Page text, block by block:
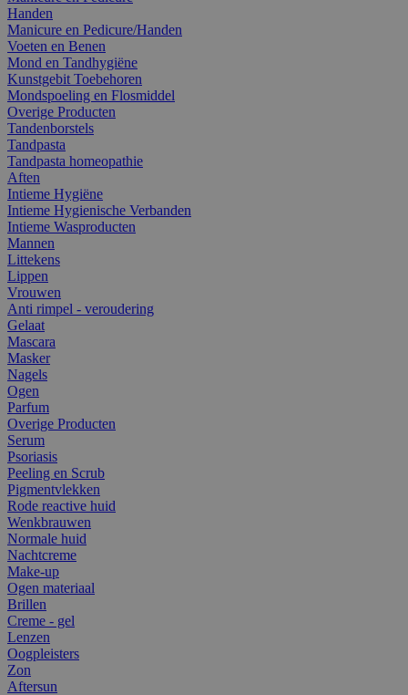
Handen
Manicure en Pedicure/Handen
Voeten en Benen
Mond en Tandhygiëne
Kunstgebit Toebehoren
Mondspoeling en Flosmiddel
Overige Producten
Tandenborstels
Tandpasta
Tandpasta homeopathie
Aften
Intieme Hygiëne
Intieme Hygienische Verbanden
Intieme Wasproducten
Mannen
Littekens
Lippen
Vrouwen
Anti rimpel - veroudering
Gelaat
Mascara
Masker
Nagels
Ogen
Parfum
Overige Producten
Serum
Psoriasis
Peeling en Scrub
Pigmentvlekken
Rode reactive huid
Wenkbrauwen
Normale huid
Nachtcreme
Make-up
Ogen materiaal
Brillen
Creme - gel
Lenzen
Oogpleisters
Zon
Aftersun